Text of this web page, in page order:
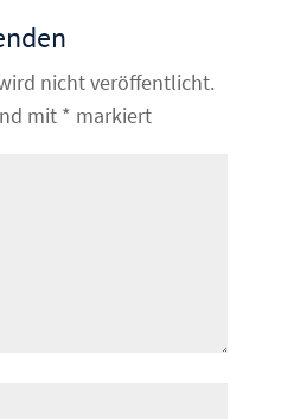
nicht veröffentlicht.
mit * markiert